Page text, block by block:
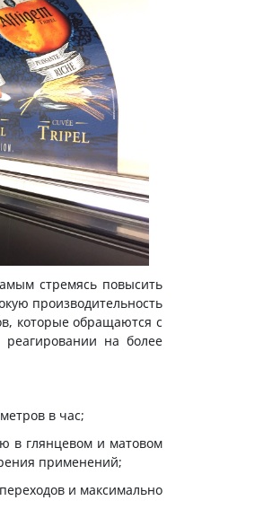
стремясь повысить
производительность
которые обращаются с
на более
в час;
в глянцевом и матовом
применений;
и максимально